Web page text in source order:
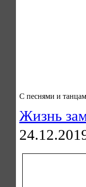
С песнями и
Жизнь